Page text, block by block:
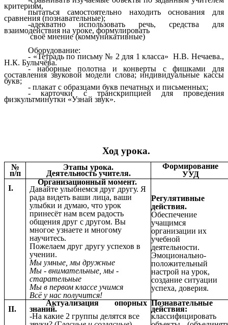
критериям,
пытаться самостоятельно находить основания для
сравнения (познавательные);
-адекватно использовать речь, средства для
взаимодействия на уроке, формулировать
своё мнение (коммуникативные)
Оборудование:
- «Тетрадь по письму № 2 для 1 класса» Н.В. Нечаева.,
Н.К. Булычёва.
- наборные полотна и конверты с фишками для
составления звуковой модели слова; индивидуальные кассы
букв;
- плакат с образцами букв печатных и письменных;
- карточки с транскрипцией для проведения
физкультминутки «Узнай звук».
Ход урока.
№
п/п
Этапы урока.
Деятельность учителя.
Формирование
УУД
I.
Организационный момент.
Давайте улыбнемся друг другу. Я
рада видеть ваши лица, ваши
улыбки и думаю, что урок
принесёт нам всем радость
общения друг с другом. Вы
многое узнаете и многому
научитесь.
Пожелаем друг другу успехов в
учении.
Мы умные, мы дружные
Мы - внимательные, мы -
старательные
Мы в первом классе учимся
Всё у нас получится!
Регулятивные
действия.
Обеспечение
учащимся
организации их
учебной
деятельности.
Эмоционально-
положительный
настрой на урок,
создание ситуации
успеха, доверия.
II.
Актуализация опорных
знаний.
-На какие 2 группы делятся все
Познавательные
действия:
классифицировать